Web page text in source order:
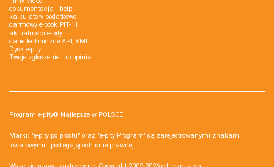
dokumentacja - help
kalkulatory podatkowe
darmowy e-book PIT-11
aktualności e-pity
dane techniczne API, XML
Dysk e-pity
Twoje zgłoszenie lub opinia
Program e-pity® Najlepsze w POLSCE.
Marki: "e-pity po prostu" oraz "e-pity Program" są zarejestrowanymi znakami
towarowymi i podlegają ochronie prawnej.